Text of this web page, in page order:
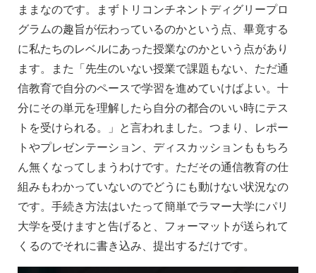
ままなのです。まずトリコンチネントディグリープロ
グラムの趣旨が伝わっているのかという点、畢竟する
に私たちのレベルにあった授業なのかという点があり
ます。また「先生のいない授業で課題もない、ただ通
信教育で自分のペースで学習を進めていけばよい。十
分にその単元を理解したら自分の都合のいい時にテス
トを受けられる。」と言われました。つまり、レポー
トやプレゼンテーション、ディスカッションももちろ
ん無くなってしまうわけです。ただその通信教育の仕
組みもわかっていないのでどうにも動けない状況なの
です。手続き方法はいたって簡単でラマー大学にパリ
大学を受けますと告げると、フォーマットが送られて
くるのでそれに書き込み、提出するだけです。